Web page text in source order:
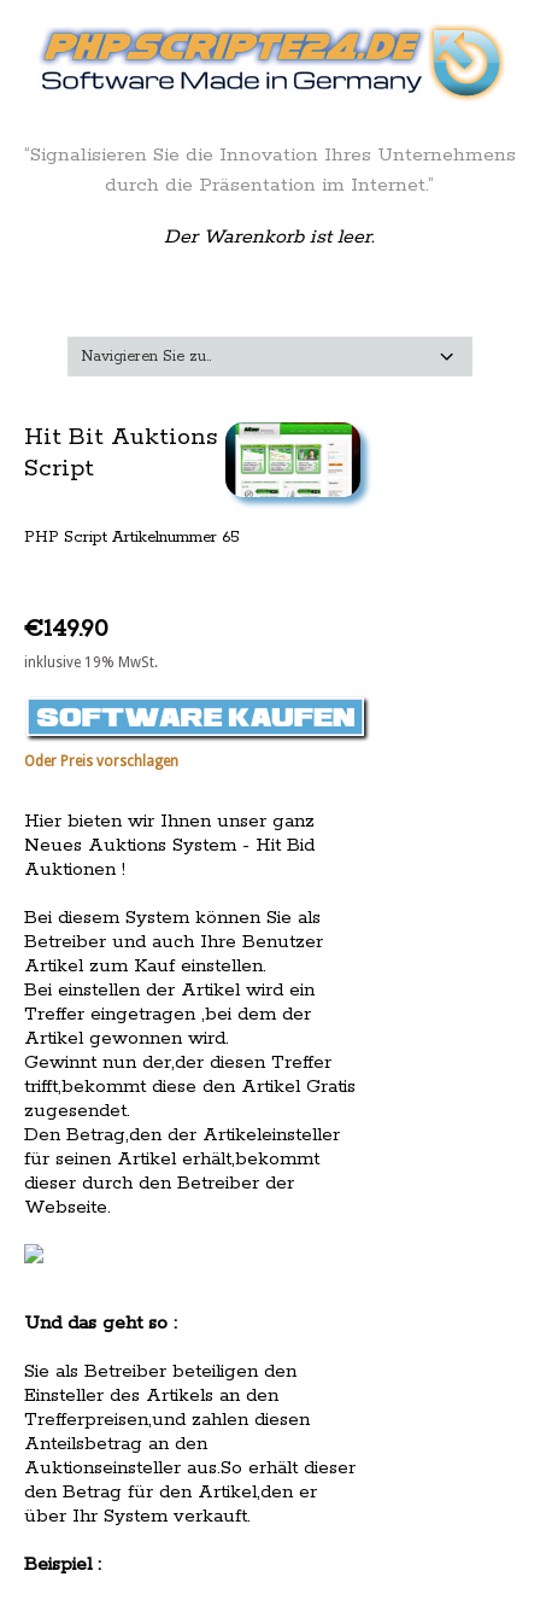
“Signalisieren Sie die Innovation Ihres Unternehmens
durch die Präsentation im Internet.”
Der Warenkorb ist leer.
Hit Bit Auktions
Script
PHP Script Artikelnummer 65
€149.90
inklusive 19% MwSt.
Oder Preis vorschlagen
Hier bieten wir Ihnen unser ganz
Neues Auktions System - Hit Bid
Auktionen !
Bei diesem System können Sie als
Betreiber und auch Ihre Benutzer
Artikel zum Kauf einstellen.
Bei einstellen der Artikel wird ein
Treffer eingetragen ,bei dem der
Artikel gewonnen wird.
Gewinnt nun der,der diesen Treffer
trifft,bekommt diese den Artikel Gratis
zugesendet.
Den Betrag,den der Artikeleinsteller
für seinen Artikel erhält,bekommt
dieser durch den Betreiber der
Webseite.
Und das geht so :
Sie als Betreiber beteiligen den
Einsteller des Artikels an den
Trefferpreisen,und zahlen diesen
Anteilsbetrag an den
Auktionseinsteller aus.So erhält dieser
den Betrag für den Artikel,den er
über Ihr System verkauft.
Beispiel :